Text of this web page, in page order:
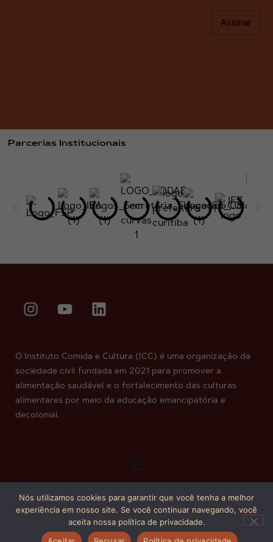
Assinar
Parcerias Institucionais
O Instituto Comida e Cultura (ICC) é uma organização da
sociedade civil fundada em 2021 para promover a
alimentação saudável e o fortalecimento das culturas
alimentares por meio da educação emancipatória e
decolonial.
Copyright © 2026. Todos os direitos reservados.
Nós utilizamos cookies para garantir que você tenha a melhor
experiência em nosso site. Se você continuar navegando, você
aceita nossa política de privacidade.